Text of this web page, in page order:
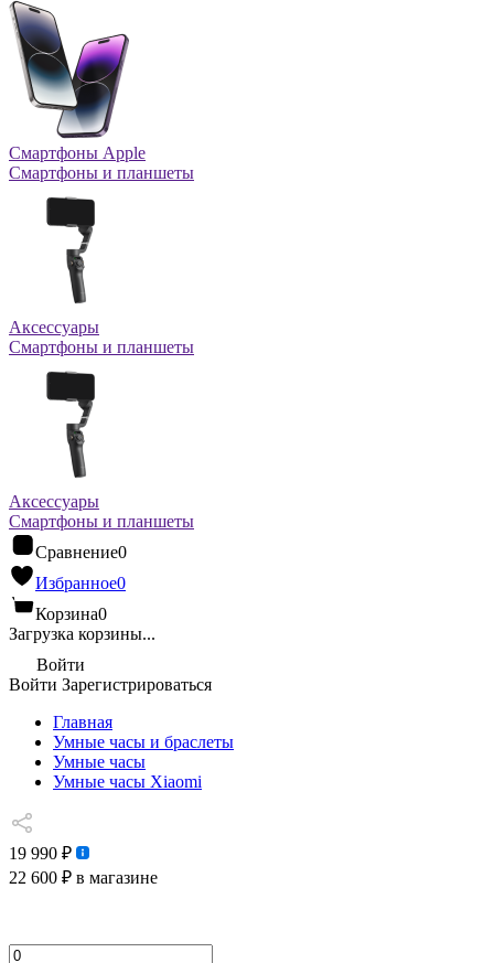
Смартфоны Apple
Смартфоны и планшеты
Аксессуары
Смартфоны и планшеты
Аксессуары
Смартфоны и планшеты
Сравнение0
Избранное0
Корзина0
Загрузка корзины...
Войти
Войти Зарегистрироваться
Главная
Умные часы и браслеты
Умные часы
Умные часы Xiaomi
19 990 ₽
22 600 ₽ в магазине